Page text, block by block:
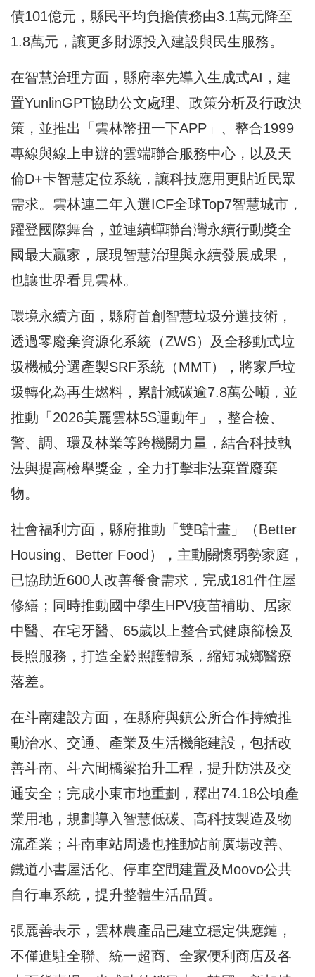
債101億元，縣民平均負擔債務由3.1萬元降至
1.8萬元，讓更多財源投入建設與民生服務。
在智慧治理方面，縣府率先導入生成式AI，建
置YunlinGPT協助公文處理、政策分析及行政決
策，並推出「雲林幣扭一下APP」、整合1999
專線與線上申辦的雲端聯合服務中心，以及天
倫D+卡智慧定位系統，讓科技應用更貼近民眾
需求。雲林連二年入選ICF全球Top7智慧城市，
躍登國際舞台，並連續蟬聯台灣永續行動獎全
國最大贏家，展現智慧治理與永續發展成果，
也讓世界看見雲林。
環境永續方面，縣府首創智慧垃圾分選技術，
透過零廢棄資源化系統（ZWS）及全移動式垃
圾機械分選產製SRF系統（MMT），將家戶垃
圾轉化為再生燃料，累計減碳逾7.8萬公噸，並
推動「2026美麗雲林5S運動年」，整合檢、
警、調、環及林業等跨機關力量，結合科技執
法與提高檢舉獎金，全力打擊非法棄置廢棄
物。
社會福利方面，縣府推動「雙B計畫」（Better
Housing、Better Food），主動關懷弱勢家庭，
已協助近600人改善餐食需求，完成181件住屋
修繕；同時推動國中學生HPV疫苗補助、居家
中醫、在宅牙醫、65歲以上整合式健康篩檢及
長照服務，打造全齡照護體系，縮短城鄉醫療
落差。
在斗南建設方面，在縣府與鎮公所合作持續推
動治水、交通、產業及生活機能建設，包括改
善斗南、斗六間橋梁抬升工程，提升防洪及交
通安全；完成小東市地重劃，釋出74.18公頃產
業用地，規劃導入智慧低碳、高科技製造及物
流產業；斗南車站周邊也推動站前廣場改善、
鐵道小書屋活化、停車空間建置及Moovo公共
自行車系統，提升整體生活品質。
張麗善表示，雲林農產品已建立穩定供應鏈，
不僅進駐全聯、統一超商、全家便利商店及各